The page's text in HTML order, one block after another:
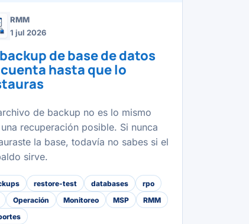
RMM
1 jul 2026
de base de datos
hasta que lo
de backup no es lo mismo
recuperación posible. Si nunca
la base, todavía no sabes si el
sirve.
restore-test databases
rpo
Operación Monitoreo MSP
RMM